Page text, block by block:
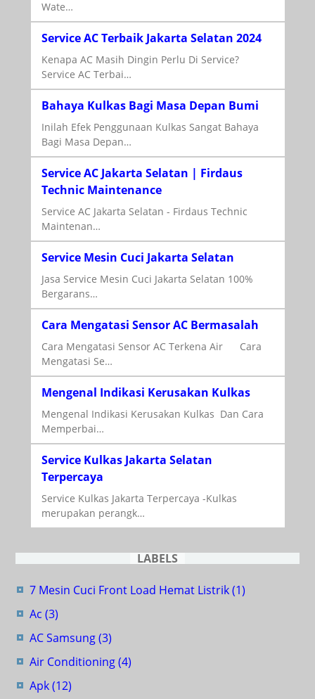
Wate…
Service AC Terbaik Jakarta Selatan 2024
Kenapa AC Masih Dingin Perlu Di Service?
Service AC Terbai…
Bahaya Kulkas Bagi Masa Depan Bumi
Inilah Efek Penggunaan Kulkas Sangat Bahaya
Bagi Masa Depan…
Service AC Jakarta Selatan | Firdaus
Technic Maintenance
Service AC Jakarta Selatan - Firdaus Technic
Maintenan…
Service Mesin Cuci Jakarta Selatan
Jasa Service Mesin Cuci Jakarta Selatan 100%
Bergarans…
Cara Mengatasi Sensor AC Bermasalah
Cara Mengatasi Sensor AC Terkena Air Cara
Mengatasi Se…
Mengenal Indikasi Kerusakan Kulkas
Mengenal Indikasi Kerusakan Kulkas Dan Cara
Memperbai…
Service Kulkas Jakarta Selatan
Terpercaya
Service Kulkas Jakarta Terpercaya -Kulkas
merupakan perangk…
LABELS
7 Mesin Cuci Front Load Hemat Listrik(1)
Ac (3)
AC Samsung(3)
Air Conditioning(4)
Apk(12)